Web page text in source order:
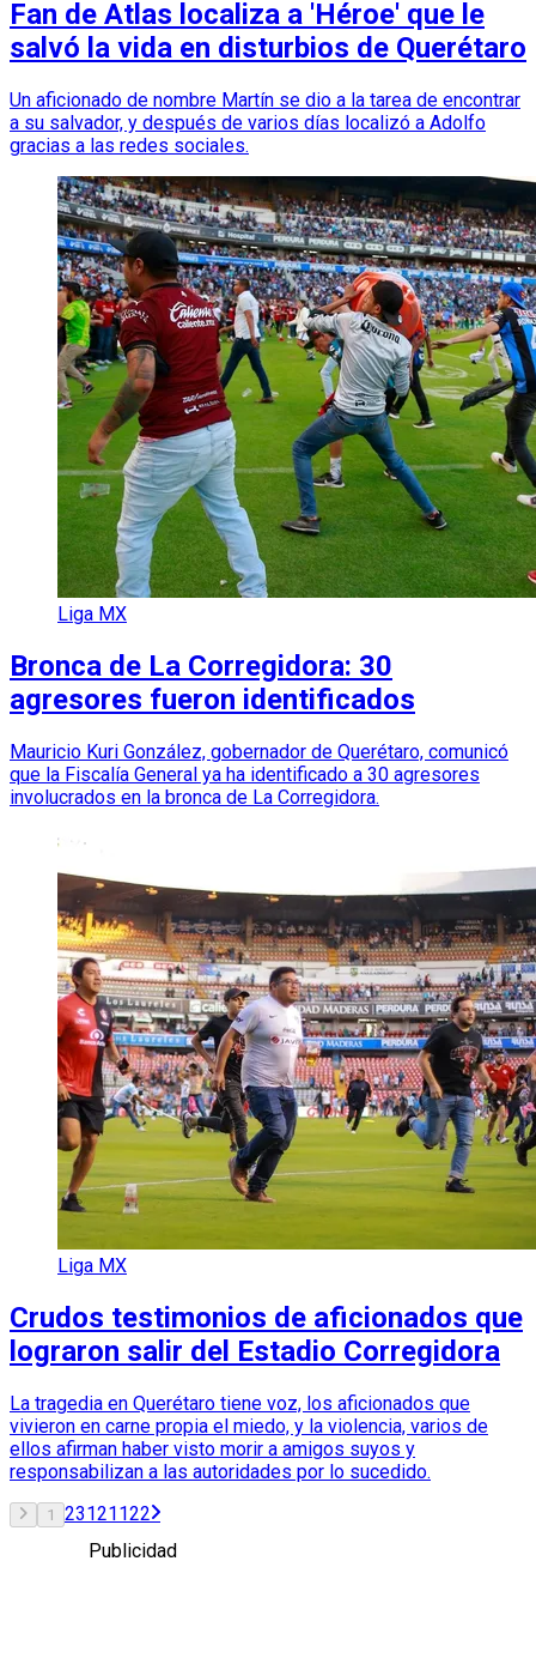
Fan de Atlas localiza a 'Héroe' que le
salvó la vida en disturbios de Querétaro
Un aficionado de nombre Martín se dio a la tarea de encontrar
a su salvador, y después de varios días localizó a Adolfo
gracias a las redes sociales.
Liga MX
Bronca de La Corregidora: 30
agresores fueron identificados
Mauricio Kuri González, gobernador de Querétaro, comunicó
que la Fiscalía General ya ha identificado a 30 agresores
involucrados en la bronca de La Corregidora.
Liga MX
Crudos testimonios de aficionados que
lograron salir del Estadio Corregidora
La tragedia en Querétaro tiene voz, los aficionados que
vivieron en carne propia el miedo, y la violencia, varios de
ellos afirman haber visto morir a amigos suyos y
responsabilizan a las autoridades por lo sucedido.
1 23121122
Publicidad